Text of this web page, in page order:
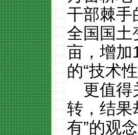
干部棘手
全国国土
亩，增加
的“技术
更值得
转，结果
有”的观